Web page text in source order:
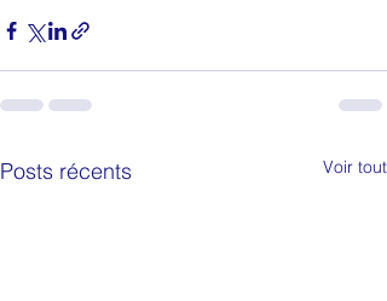
Posts récents Voir tout